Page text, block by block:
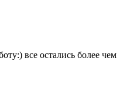
все остались более чем